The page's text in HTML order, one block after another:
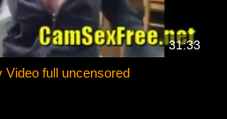
31:33
Video full uncensored